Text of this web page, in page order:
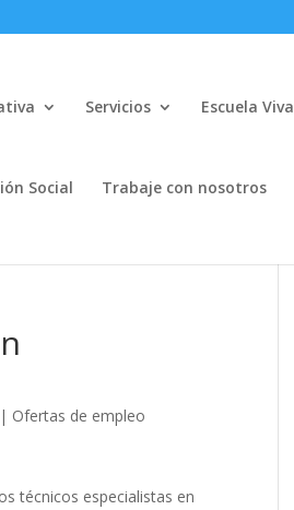
Servicios Escuela Viva
Social Trabaje con nosotros
| Ofertas de empleo
técnicos especialistas en